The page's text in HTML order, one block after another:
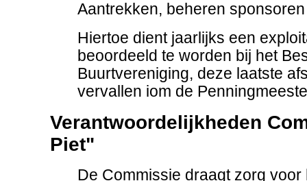
Aantrekken, beheren sponsoren
Hiertoe dient jaarlijks een
beoordeeld te worden bij het
Buurtvereniging, deze laatste
vervallen iom de
Verantwoordelijkheden
Piet"
De Commissie draagt zorg